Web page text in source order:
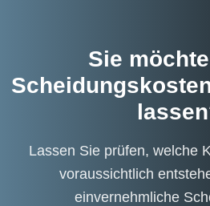
Sie
Lassen Sie prüfen, welche
voraussichtlich
einvernehmliche